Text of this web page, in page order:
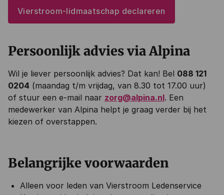
Vierstroom-lidmaatschap declareren
Persoonlijk advies via Alpina
Wil je liever persoonlijk advies? Dat kan! Bel 088 121
0204 (maandag t/m vrijdag, van 8.30 tot 17.00 uur)
of stuur een e-mail naar zorg@alpina.nl. Een
medewerker van Alpina helpt je graag verder bij het
kiezen of overstappen.
Belangrijke voorwaarden
Alleen voor leden van Vierstroom Ledenservice